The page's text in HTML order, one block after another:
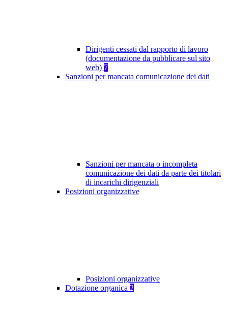
Dirigenti cessati dal rapporto di lavoro
(documentazione da pubblicare sul sito
web) 7
Sanzioni per mancata comunicazione dei dati
Sanzioni per mancata o incompleta
comunicazione dei dati da parte dei titolari
di incarichi dirigenziali
Posizioni organizzative
Posizioni organizzative
Dotazione organica 2